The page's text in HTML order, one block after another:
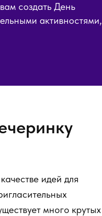
создать День
активностями,
идей для
много крутых